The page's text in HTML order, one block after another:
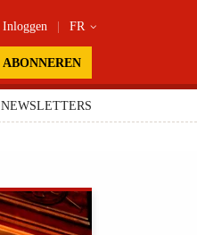
Inloggen | FR 
ABONNEREN
NEWSLETTERS